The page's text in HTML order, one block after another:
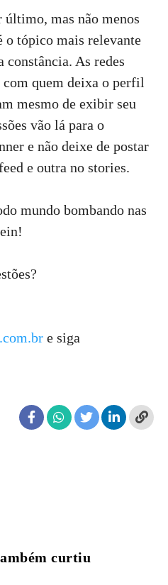
último, mas não menos
o tópico mais relevante
constância. As redes
quem deixa o perfil
mesmo de exibir seu
vão lá para o
e não deixe de postar
e outra no stories.
mundo bombando nas
e siga
curtiu